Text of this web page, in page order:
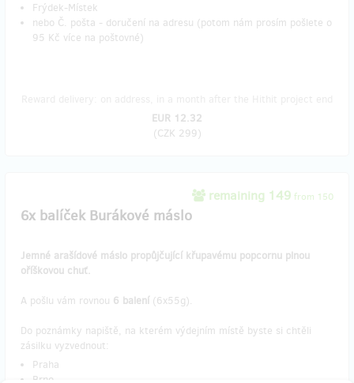
Frýdek-Místek
nebo Č. pošta - doručení na adresu (potom nám prosím pošlete o
95 Kč více na poštovné)
EUR 12.32
(CZK 299)
remaining 149 from 150
6x balíček Burákové máslo
Jemné arašídové máslo propůjčující křupavému popcornu plnou
oříškovou chuť.
A pošlu vám rovnou 6 balení (6x55g).
Do poznámky napiště, na kterém výdejním místě byste si chtěli
zásilku vyzvednout:
Praha
Brno